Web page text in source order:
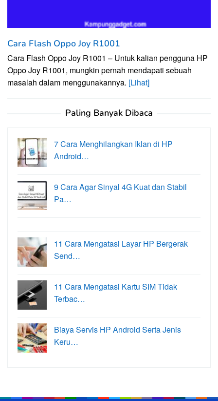
Cara Flash Oppo Joy R1001
Cara Flash Oppo Joy R1001 – Untuk kalian pengguna HP
Oppo Joy R1001, mungkin pernah mendapati sebuah
masalah dalam menggunakannya. [Lihat]
Paling Banyak Dibaca
7 Cara Menghilangkan Iklan di HP
Android…
9 Cara Agar Sinyal 4G Kuat dan Stabil
Pa…
11 Cara Mengatasi Layar HP Bergerak
Send…
11 Cara Mengatasi Kartu SIM Tidak
Terbac…
Biaya Servis HP Android Serta Jenis
Keru…